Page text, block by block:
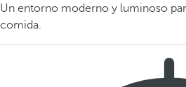
Un entorno moderno y luminoso
comida.